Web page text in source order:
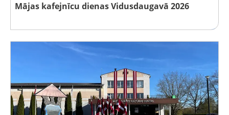
Mājas kafejnīcu dienas Vidusdaugavā 2026